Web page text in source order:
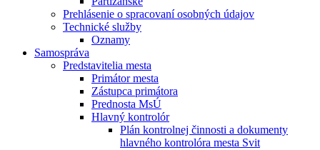
Prehlásenie o spracovaní osobných údajov
Technické služby
Oznamy
Samospráva
Predstavitelia mesta
Primátor mesta
Zástupca primátora
Prednosta MsÚ
Hlavný kontrolór
Plán kontrolnej činnosti a dokumenty
hlavného kontrolóra mesta Svit